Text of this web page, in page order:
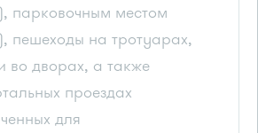
парковочным местом
пешеходы на тротуарах,
во дворах, а также
проездах
для